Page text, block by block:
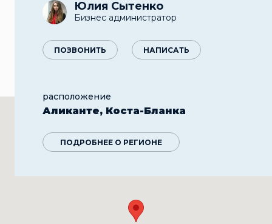
Юлия Сытенко
Бизнес администратор
ПОЗВОНИТЬ НАПИСАТЬ
расположение
Аликанте, Коста-Бланка
ПОДРОБНЕЕ О РЕГИОНЕ